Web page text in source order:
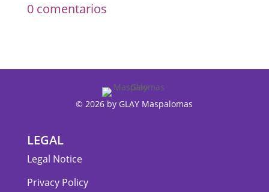
0 comentarios
© 2026 by GLAY Maspalomas
LEGAL
Legal Notice
Privacy Policy